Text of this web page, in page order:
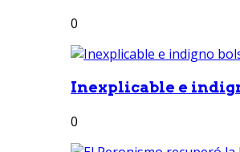
0
Inexplicable e
0